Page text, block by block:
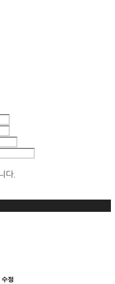
다.
수정